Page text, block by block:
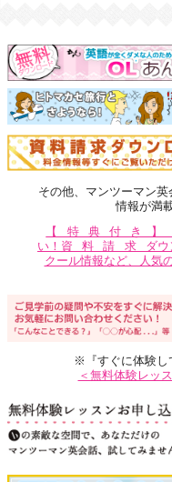
その他、マンツーマン
情報が満
【特典付き】
い！ 資料請求 ダ
クール情報など、人気
※『すぐに体験し
＜無料体験レッ